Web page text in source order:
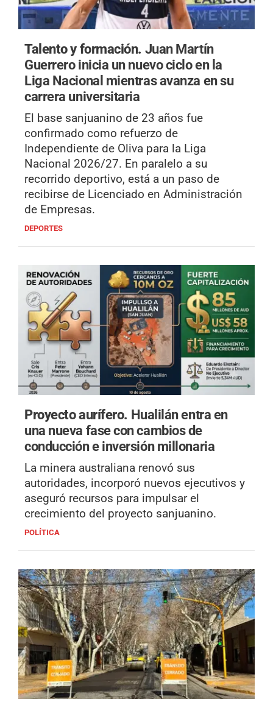
Talento y formación. Juan Martín
Guerrero inicia un nuevo ciclo en la
Liga Nacional mientras avanza en su
carrera universitaria
El base sanjuanino de 23 años fue
confirmado como refuerzo de
Independiente de Oliva para la Liga
Nacional 2026/27. En paralelo a su
recorrido deportivo, está a un paso de
recibirse de Licenciado en Administración
de Empresas.
DEPORTES
Proyecto aurífero. Hualilán entra en
una nueva fase con cambios de
conducción e inversión millonaria
La minera australiana renovó sus
autoridades, incorporó nuevos ejecutivos y
aseguró recursos para impulsar el
crecimiento del proyecto sanjuanino.
POLÍTICA